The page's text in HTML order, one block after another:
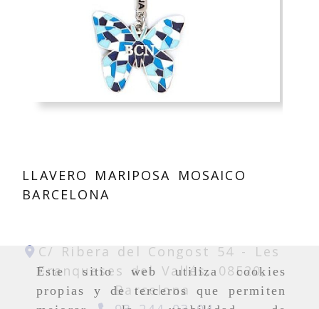
Este sitio web utiliza cookies
propias y de terceros que permiten
LLAVERO MARIPOSA MOSAICO
BARCELONA
C/ Ribera del Congost 54 -
Les
Franqueses del Vallés, 08520,
Barcelona